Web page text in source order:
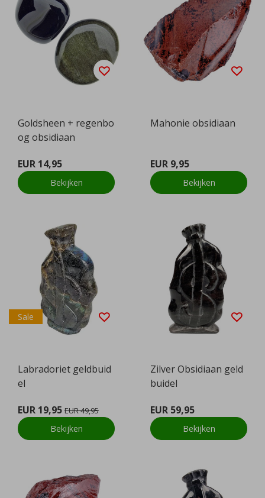
Goldsheen + regenbo
og obsidiaan
EUR 14,95
Bekijken
Mahonie obsidiaan
EUR 9,95
Bekijken
Sale
Labradoriet geldbuid
el
EUR 19,95 EUR 49,95
Bekijken
Zilver Obsidiaan geld
buidel
EUR 59,95
Bekijken